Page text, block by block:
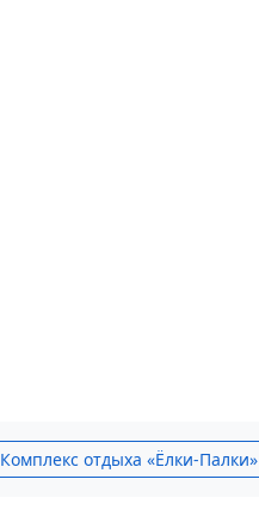
Комплекс отдыха «Ёлки-Палки»